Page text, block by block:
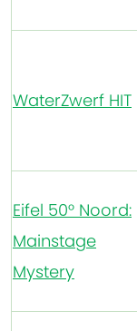
WaterZwerf HIT
Eifel 50° Noord:
Mainstage
Mystery